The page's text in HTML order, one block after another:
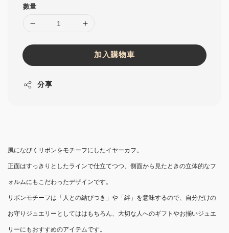
數量
加入購物車
分享
風になびくリボンをモチーフにしたイヤーカフ。
正面はすっきりとしたラインで仕立てつつ、側面から見たときの立体的なフ
ォルムにもこだわったデザインです。
リボンモチーフは「人との結びつき」や「絆」を意味するので、自分だけの
お守りジュエリーとしてははもちろん、大切な人へのギフトやお揃いジュエ
リーにもおすすめのアイテムです。